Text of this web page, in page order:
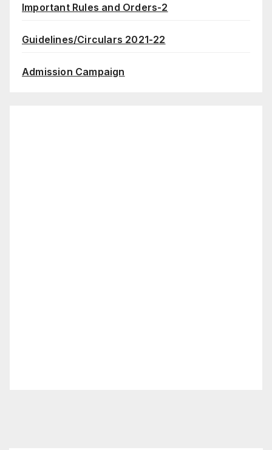
Important Rules and Orders-2
Guidelines/Circulars 2021-22
Admission Campaign